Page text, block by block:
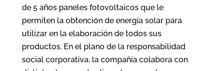
de 5 años paneles fotovoltaicos que le
permiten la obtención de energía solar para
utilizar en la elaboración de todos sus
productos. En el plano de la responsabilidad
social corporativa, la compañía colabora con